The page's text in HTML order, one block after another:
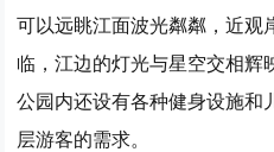
可以远眺江面波光粼粼，近观
临，江边的灯光与星空交相辉
公园内还设有各种健身设施和
层游客的需求。